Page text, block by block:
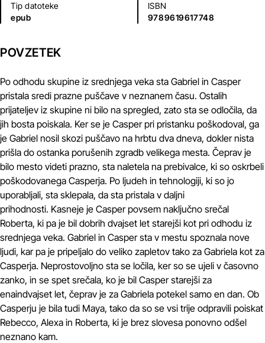
Tip datoteke
epub
ISBN
9789619617748
POVZETEK
Po odhodu skupine iz srednjega veka sta Gabriel in Casper
pristala sredi prazne puščave v neznanem času. Ostalih
prijateljev iz skupine ni bilo na spregled, zato sta se odločila, da
jih bosta poiskala. Ker se je Casper pri pristanku poškodoval, ga
je Gabriel nosil skozi puščavo na hrbtu dva dneva, dokler nista
prišla do ostanka porušenih zgradb velikega mesta. Čeprav je
bilo mesto videti prazno, sta naletela na prebivalce, ki so oskrbeli
poškodovanega Casperja. Po ljudeh in tehnologiji, ki so jo
uporabljali, sta sklepala, da sta pristala v daljni
prihodnosti. Kasneje je Casper povsem naključno srečal
Roberta, ki pa je bil dobrih dvajset let starejši kot pri odhodu iz
srednjega veka. Gabriel in Casper sta v mestu spoznala nove
ljudi, kar pa je pripeljalo do veliko zapletov tako za Gabriela kot za
Casperja. Neprostovoljno sta se ločila, ker so se ujeli v časovno
zanko, in se spet srečala, ko je bil Casper starejši za
enaindvajset let, čeprav je za Gabriela potekel samo en dan. Ob
Casperju je bila tudi Maya, tako da so se vsi trije odpravili poiskat
Rebecco, Alexa in Roberta, ki je brez slovesa ponovno odšel
neznano kam.